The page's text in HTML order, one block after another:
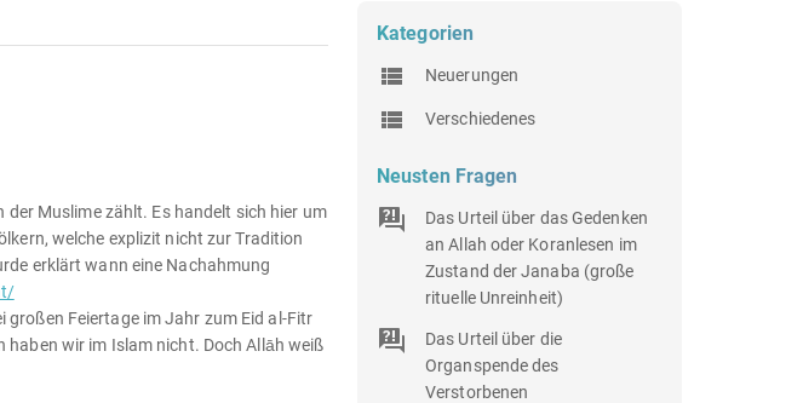
der Muslime zählt. Es handelt sich hier um
welche explizit nicht zur Tradition
erklärt wann eine Nachahmung
großen Feiertage im Jahr zum Eid al-Fitr
haben wir im Islam nicht. Doch Allāh weiß
Kategorien
Neuerungen
Verschiedenes
Neusten Fragen
Das Urteil über das Gedenken
an Allah oder Koranlesen im
Zustand der Janaba (große
rituelle Unreinheit)
Das Urteil über die
Organspende des
Verstorbenen